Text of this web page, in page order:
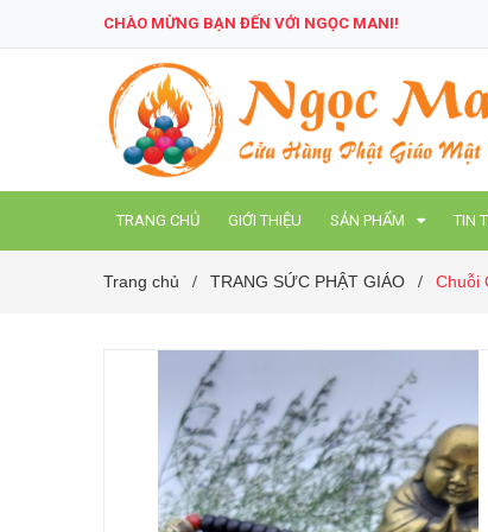
CHÀO MỪNG BẠN ĐẾN VỚI NGỌC MANI!
TRANG CHỦ GIỚI THIỆU SẢN PHẨM TIN
Trang chủ / TRANG SỨC PHẬT GIÁO / Chuỗi